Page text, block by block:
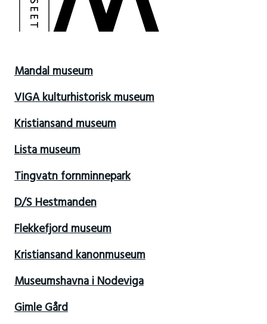
Mandal museum
VIGA kulturhistorisk museum
Kristiansand museum
Lista museum
Tingvatn fornminnepark
D/S Hestmanden
Flekkefjord museum
Kristiansand kanonmuseum
Museumshavna i Nodeviga
Gimle Gård